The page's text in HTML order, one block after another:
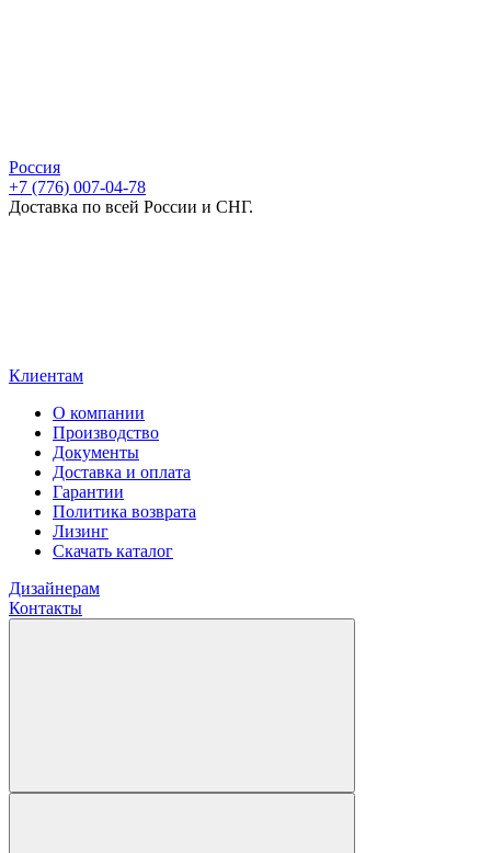
Россия
+7 (776) 007-04-78
Доставка по всей России и СНГ.
Клиентам
О компании
Производство
Документы
Доставка и оплата
Гарантии
Политика возврата
Лизинг
Скачать каталог
Дизайнерам
Контакты